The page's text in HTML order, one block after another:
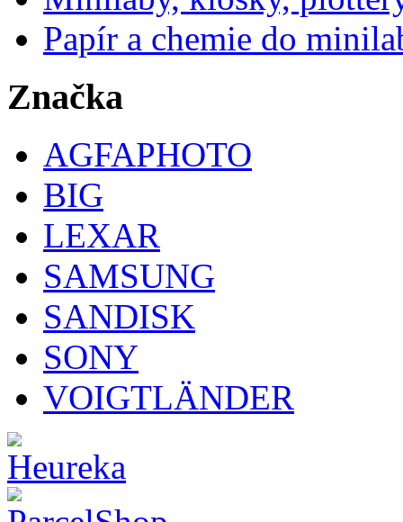
Papír a chemie do
Značka
AGFAPHOTO
BIG
LEXAR
SAMSUNG
SANDISK
SONY
VOIGTLÄNDER